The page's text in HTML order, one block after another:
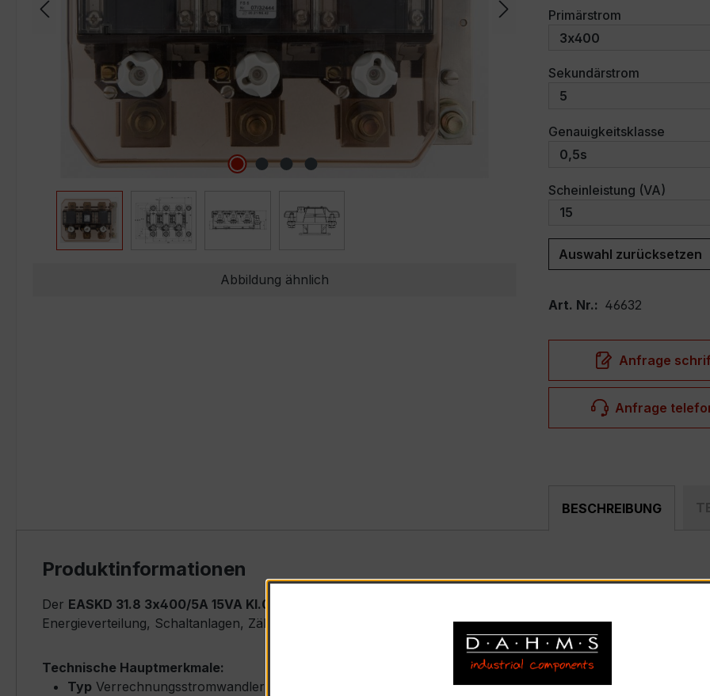
Abbildung ähnlich
Primärstrom
Sekundärstrom
Genauigkeitsklasse
Scheinleistung (VA)
Auswahl zurücksetzen
Art. Nr.: 46632
Anfrage
Anfrage
BESCHREIBUNG
Produktinformationen
Der EASKD 31.8 3x400/5A 15VA Kl.0,5s
ist ein kompakter, hochpräziser Verrechnungsstromwandler der
Energieverteilung, Schaltanlagen, Zählerfeldern und industriellen Mess- und Überwachungssystemen
Technische Hauptmerkmale:
Typ Verrechnungsstromwandler (Busbar-Type) – EASKD 31.8